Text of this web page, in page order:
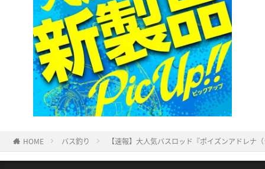
HOME バス釣り 【速報】大人気バスロッド『ポイズンアドレ